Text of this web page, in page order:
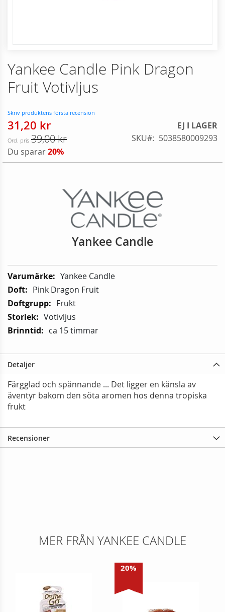
Yankee Candle Pink Dragon
Fruit Votivljus
Skriv produktens första recension
Reducerat
31,20 kr
Ord. pris 39,00 kr
Du sparar20%
EJ I LAGER
SKU
5038580009293
Yankee Candle
Mer
information:
Yankee Candle
Pink Dragon Fruit
Frukt
Votivljus
ca 15 timmar
to
the
beginning
the
images
gallery
Detaljer
Färgglad och spännande ... Det ligger en känsla av
äventyr bakom den söta aromen hos denna tropiska
frukt
Recensioner
MER FRÅN YANKEE CANDLE
20%